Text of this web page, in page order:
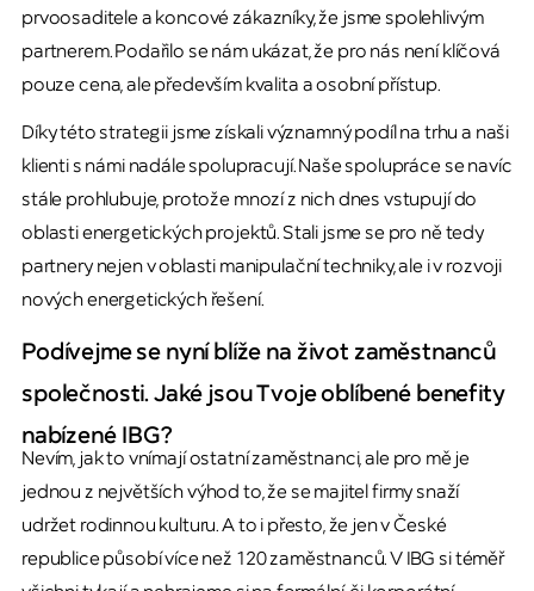
prvoosaditele a koncové zákazníky, že jsme spolehlivým
partnerem. Podařilo se nám ukázat, že pro nás není klíčová
pouze cena, ale především kvalita a osobní přístup.
Díky této strategii jsme získali významný podíl na trhu a naši
klienti s námi nadále spolupracují. Naše spolupráce se navíc
stále prohlubuje, protože mnozí z nich dnes vstupují do
oblasti energetických projektů. Stali jsme se pro ně tedy
partnery nejen v oblasti manipulační techniky, ale i v rozvoji
nových energetických řešení.
Podívejme se nyní blíže na život zaměstnanců
společnosti. Jaké jsou Tvoje oblíbené benefity
nabízené IBG?
Nevím, jak to vnímají ostatní zaměstnanci, ale pro mě je
jednou z největších výhod to, že se majitel firmy snaží
udržet rodinnou kulturu. A to i přesto, že jen v České
republice působí více než 120 zaměstnanců. V IBG si téměř